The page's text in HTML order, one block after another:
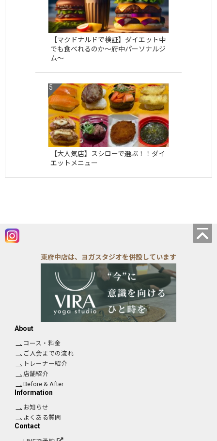
【マクドナルドで検証】ダイエット中
でも食べれるのか〜府中パーソナルジ
ム〜
【大人気店】スシローで選ぶ！！ダイ
エットメニュー
東府中店は、ヨガスタジオを併設しています
About
コース・料金
ご入会までの流れ
トレーナー紹介
店舗紹介
Before & After
Information
お知らせ
よくある質問
Contact